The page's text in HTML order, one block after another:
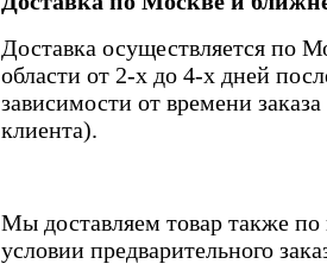
Доставка осуществляется по
области от 2-х до 4-х дней
зависимости от времени
клиента).
Мы доставляем товар также
условии предварительного